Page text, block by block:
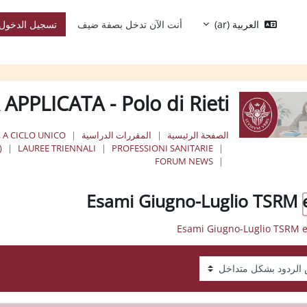
العربية ‎(ar)‎ أنت الآن تدخل بصفة ضيف تسجيل
APPLICATA - Polo di Rieti
الصفحة الرئيسية المقررات الدراسية
A CICLO UNICO
PROFESSIONI SANITARIE
LAUREE TRIENNALI
FORUM NEWS
Esami Giugno-Luglio TSRM